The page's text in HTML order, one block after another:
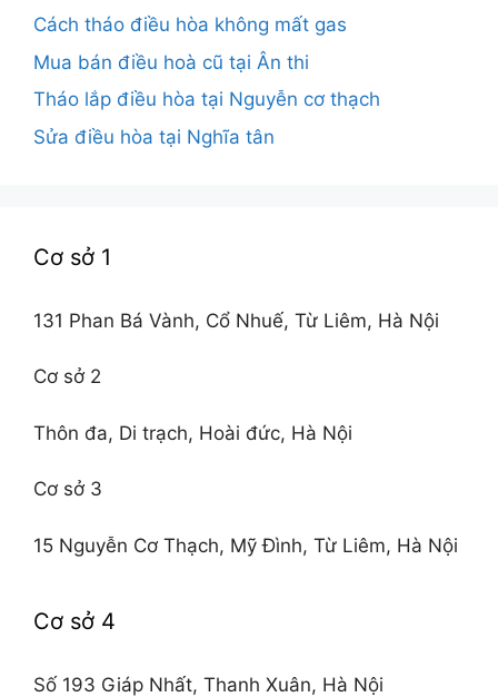
Cách tháo điều hòa không mất gas
Mua bán điều hoà cũ tại Ân thi
Tháo lắp điều hòa tại Nguyễn cơ thạch
Sửa điều hòa tại Nghĩa tân
Cơ sở 1
131 Phan Bá Vành, Cổ Nhuế, Từ Liêm, Hà Nội
Cơ sở 2
Thôn đa, Di trạch, Hoài đức, Hà Nội
Cơ sở 3
15 Nguyễn Cơ Thạch, Mỹ Đình, Từ Liêm, Hà Nội
Cơ sở 4
Số 193 Giáp Nhất, Thanh Xuân, Hà Nội